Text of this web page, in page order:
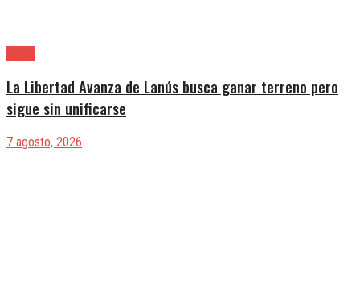
La Libertad Avanza de Lanús busca ganar terreno pero
sigue sin unificarse
7 agosto, 2026